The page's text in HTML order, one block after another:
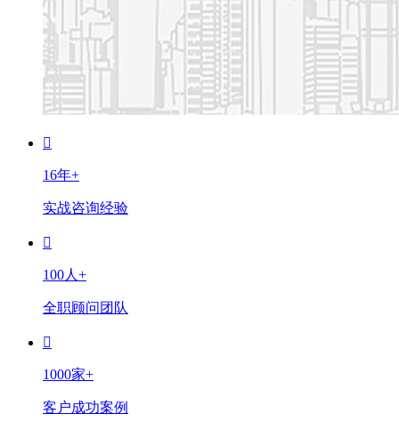
16年+
实战咨询经验
100人+
全职顾问团队
1000家+
客户成功案例